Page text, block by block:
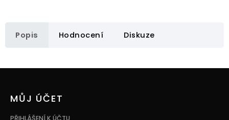
Popis Hodnocení Diskuze
MŮJ ÚČET
PŘIHLÁŠENÍ K ÚČTU